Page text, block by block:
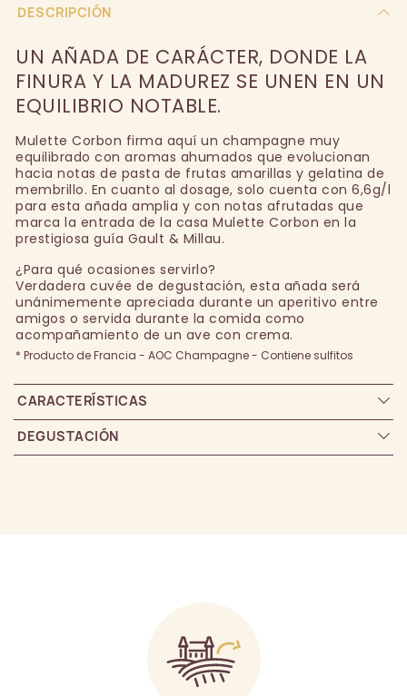
DESCRIPCIÓN
UN AÑADA DE CARÁCTER, DONDE LA
FINURA Y LA MADUREZ SE UNEN EN UN
EQUILIBRIO NOTABLE.
Mulette Corbon firma aquí un champagne muy
equilibrado con aromas ahumados que evolucionan
hacia notas de pasta de frutas amarillas y gelatina de
membrillo. En cuanto al dosage, solo cuenta con 6,6g/l
para esta añada amplia y con notas afrutadas que
marca la entrada de la casa Mulette Corbon en la
prestigiosa guía Gault & Millau.
¿Para qué ocasiones servirlo?
Verdadera cuvée de degustación, esta añada será
unánimemente apreciada durante un aperitivo entre
amigos o servida durante la comida como
acompañamiento de un ave con crema.
* Producto de Francia - AOC Champagne - Contiene sulfitos
CARACTERÍSTICAS
DEGUSTACIÓN